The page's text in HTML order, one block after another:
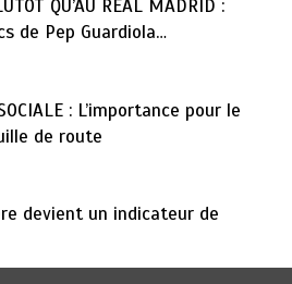
QU’AU REAL MADRID :
de Pep Guardiola…
: L’importance pour le
de route
devient un indicateur de
du service public
Le Togo ouvre la voie pour
génétique et de la